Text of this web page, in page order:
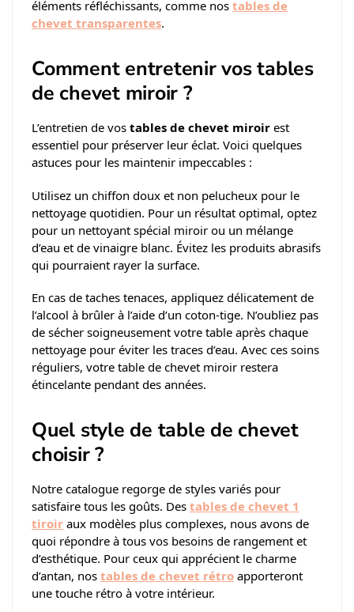
éléments réfléchissants, comme nos tables de
chevet transparentes.
Comment entretenir vos tables
de chevet miroir ?
L’entretien de vos tables de chevet miroir est
essentiel pour préserver leur éclat. Voici quelques
astuces pour les maintenir impeccables :
Utilisez un chiffon doux et non pelucheux pour le
nettoyage quotidien. Pour un résultat optimal, optez
pour un nettoyant spécial miroir ou un mélange
d’eau et de vinaigre blanc. Évitez les produits abrasifs
qui pourraient rayer la surface.
En cas de taches tenaces, appliquez délicatement de
l’alcool à brûler à l’aide d’un coton-tige. N’oubliez pas
de sécher soigneusement votre table après chaque
nettoyage pour éviter les traces d’eau. Avec ces soins
réguliers, votre table de chevet miroir restera
étincelante pendant des années.
Quel style de table de chevet
choisir ?
Notre catalogue regorge de styles variés pour
satisfaire tous les goûts. Des tables de chevet 1
tiroir aux modèles plus complexes, nous avons de
quoi répondre à tous vos besoins de rangement et
d’esthétique. Pour ceux qui apprécient le charme
d’antan, nos tables de chevet rétro apporteront
une touche rétro à votre intérieur.